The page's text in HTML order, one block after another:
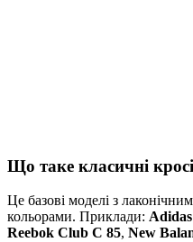
Що таке класичні
Це базові моделі з
кольорами. Приклади:
Reebok Club C 85, New